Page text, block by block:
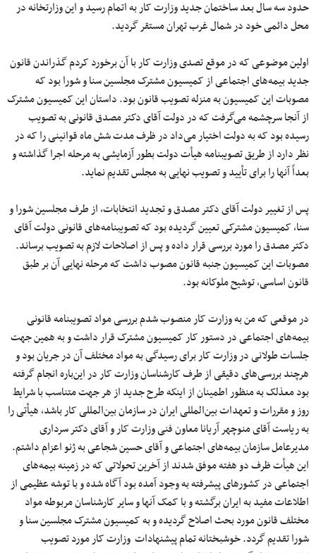
حدود سه سال بعد ساختمان جدید وزارت کار به اتمام رسید و این وزارتخانه در
محل دائمی خود در شمال غرب تهران مستقر گردید.
اولین موضوعی که در موقع تصدی وزارت کار با آن برخورد کردم گذراندن قانون
جدید بیمه‌های اجتماعی از کمیسیون مشترک مجلسین سنا و شورا بود که
مصوبات این کمیسیون به منزله تصویب قانون بود. داستان این کمیسیون مشترک
از آنجا سرچشمه می‌گرفت که در دولت آقای دکتر مصدق قانونی به تصویب
رسیده بود که به دولت اختیار می‌داد در ظرف مدت شش ماه قوانینی را که در
نظر دارد از طریق تصویبنامه هیأت دولت بطور آزمایشی به مرحله اجرا گذاشته و
بعداً آنها را برای تأیید و تصویب نهایی به مجلس تقدیم نماید.
پس از تغییر دولت آقای دکتر مصدق و تجدید انتخابات، از طرف مجلسین شورا و
سنا، کمیسیون مشترکی تعیین گردیده بود که تصویبنامه‌های قانونی دولت آقای
دکتر مصدق را مورد بررسی قرار داده و پس از اصلاحات لازم به تصویب برساند.
مصوبات این کمیسیون جنبه قانون مصوب داشت که مرحله نهایی آن بر طبق
قانون اساسی، توشیح ملوکانه بود.
در موقعی که من به وزارت کار منصوب شدم بررسی مواد تصویبنامه قانونی
بیمه‌های اجتماعی در دستور کار کمیسیون مشترک قرار داشت و به همین جهت
جلسات طولانی در وزارت کار برای رسیدگی به مواد مختلف آن در جریان بود و
هرچند بررسی‌های دقیقی از طرف کارشناسان وزارت کار در این‌باره انجام گرفته
بود معذلک به منظور اطمینان از اینکه طرح جدید از هر جهت متناسب با شرایط
روز و مقررات و تعهدات بین‌المللی ایران در سازمان بین‌المللی کار باشد، هیأتی را
به ریاست آقای منوچهر آریانا معاون فنی وزارت کار و آقای دکتر سرداری
مدیرعامل سازمان بیمه‌های اجتماعی و آقای حسین شجاعی به ژنو اعزام داشتم.
این هیأت ظرف دو هفته موفق شدند از آخرین تحولاتی که در زمینه بیمه‌های
اجتماعی در کشورهای پیشرفته به وجود آمده بود آگاه شده و با توشه عظیمی از
اطلاعات مفید به ایران برگشته و با کمک آنها و سایر کارشناسان مربوطه مواد
مختلف قانون مورد بحث اصلاح گردیده و به کمیسیون مشترک مجلسین سنا و
شورا تقدیم گردد. خوشبختانه تمام پیشنهادات وزارت کار مورد تصویب